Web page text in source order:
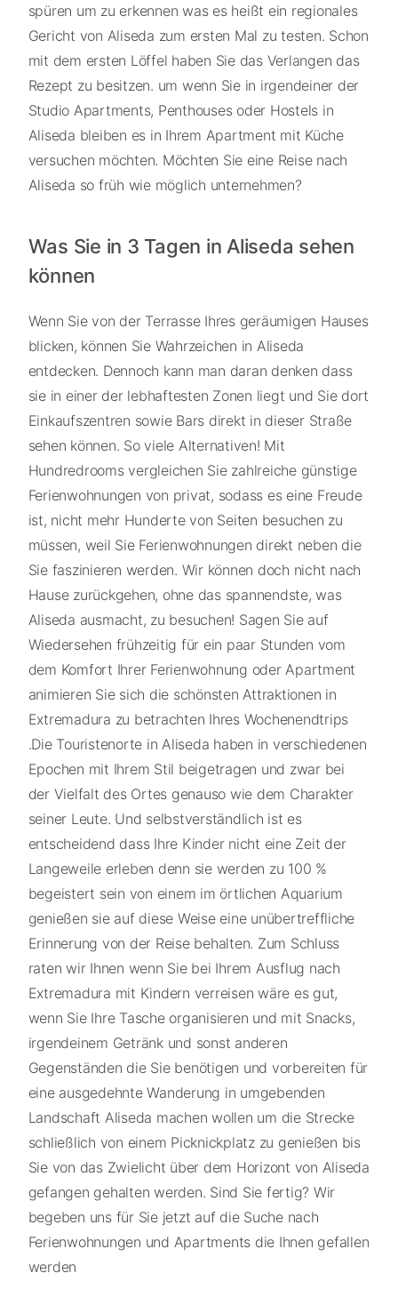
spüren um zu erkennen was es heißt ein regionales
Gericht von Aliseda zum ersten Mal zu testen. Schon
mit dem ersten Löffel haben Sie das Verlangen das
Rezept zu besitzen. um wenn Sie in irgendeiner der
Studio Apartments, Penthouses oder Hostels in
Aliseda bleiben es in Ihrem Apartment mit Küche
versuchen möchten. Möchten Sie eine Reise nach
Aliseda so früh wie möglich unternehmen?
Was Sie in 3 Tagen in Aliseda sehen
können
Wenn Sie von der Terrasse Ihres geräumigen Hauses
blicken, können Sie Wahrzeichen in Aliseda
entdecken. Dennoch kann man daran denken dass
sie in einer der lebhaftesten Zonen liegt und Sie dort
Einkaufszentren sowie Bars direkt in dieser Straße
sehen können. So viele Alternativen! Mit
Hundredrooms vergleichen Sie zahlreiche günstige
Ferienwohnungen von privat, sodass es eine Freude
ist, nicht mehr Hunderte von Seiten besuchen zu
müssen, weil Sie Ferienwohnungen direkt neben die
Sie faszinieren werden. Wir können doch nicht nach
Hause zurückgehen, ohne das spannendste, was
Aliseda ausmacht, zu besuchen! Sagen Sie auf
Wiedersehen frühzeitig für ein paar Stunden vom
dem Komfort Ihrer Ferienwohnung oder Apartment
animieren Sie sich die schönsten Attraktionen in
Extremadura zu betrachten Ihres Wochenendtrips
.Die Touristenorte in Aliseda haben in verschiedenen
Epochen mit Ihrem Stil beigetragen und zwar bei
der Vielfalt des Ortes genauso wie dem Charakter
seiner Leute. Und selbstverständlich ist es
entscheidend dass Ihre Kinder nicht eine Zeit der
Langeweile erleben denn sie werden zu 100 %
begeistert sein von einem im örtlichen Aquarium
genießen sie auf diese Weise eine unübertreffliche
Erinnerung von der Reise behalten. Zum Schluss
raten wir Ihnen wenn Sie bei Ihrem Ausflug nach
Extremadura mit Kindern verreisen wäre es gut,
wenn Sie Ihre Tasche organisieren und mit Snacks,
irgendeinem Getränk und sonst anderen
Gegenständen die Sie benötigen und vorbereiten für
eine ausgedehnte Wanderung in umgebenden
Landschaft Aliseda machen wollen um die Strecke
schließlich von einem Picknickplatz zu genießen bis
Sie von das Zwielicht über dem Horizont von Aliseda
gefangen gehalten werden. Sind Sie fertig? Wir
begeben uns für Sie jetzt auf die Suche nach
Ferienwohnungen und Apartments die Ihnen gefallen
werden